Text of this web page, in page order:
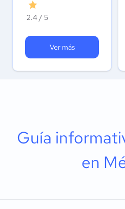
2.4 / 5
Ver más
Guía
en